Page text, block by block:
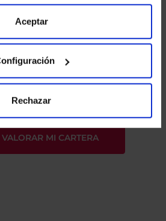
nuestraPolítica
información.
Aceptar
Rechazar
de privacidad
y consiento el